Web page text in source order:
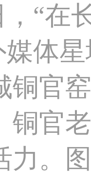
，“
媒体
铜官
铜官
力。